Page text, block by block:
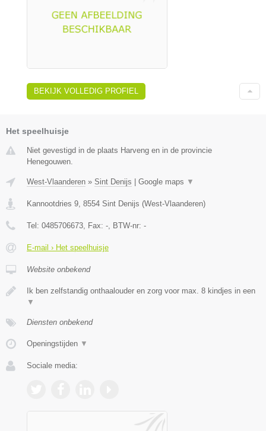
BEKIJK VOLLEDIG PROFIEL
Het speelhuisje
Niet gevestigd in de plaats Harveng en in de provincie
Henegouwen.
West-Vlaanderen » Sint Denijs Google maps ▼
Kannootdries 9, 8554 Sint Denijs (West-Vlaanderen)
Tel: 0485706673, Fax: -, BTW-nr: -
E-mail › Het speelhuisje
Website onbekend
Ik ben zelfstandig onthaalouder en zorg voor max. 8 kindjes in een
▼
Diensten onbekend
Openingstijden ▼
Sociale media: